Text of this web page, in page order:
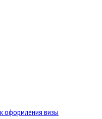
оформления визы